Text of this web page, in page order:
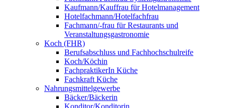
Kaufmann/Kauffrau für Hotelmanagement
Hotelfachmann/Hotelfachfrau
Fachmann/-frau für Restaurants und
Veranstaltungsgastronomie
Koch (FHR)
Berufsabschluss und Fachhochschulreife
Koch/Köchin
FachpraktikerIn Küche
Fachkraft Küche
Nahrungsmittelgewerbe
Bäcker/Bäckerin
Konditor/Konditorin